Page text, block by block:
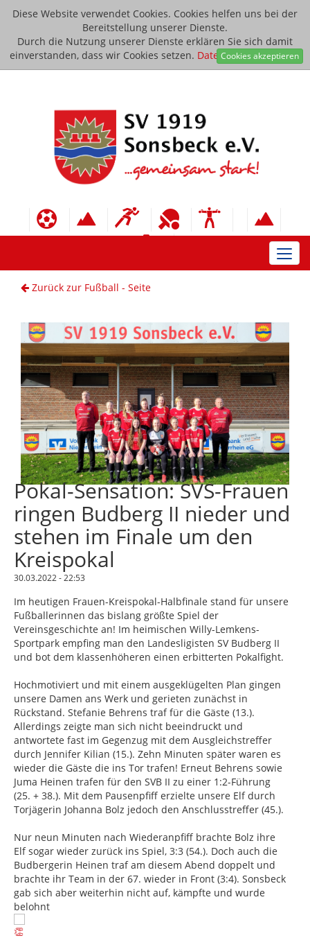
Diese Website verwendet Cookies. Cookies helfen uns bei der
Bereitstellung unserer Dienste.
Durch die Nutzung unserer Dienste erklären Sie sich damit
einverstanden, dass wir Cookies setzen. Datenschutzerklärung
Cookies akzeptieren
Zurück zur Fußball - Seite
Pokal-Sensation: SVS-Frauen
ringen Budberg II nieder und
stehen im Finale um den
Kreispokal
30.03.2022 - 22:53
Im heutigen Frauen-Kreispokal-Halbfinale stand für unsere
Fußballerinnen das bislang größte Spiel der
Vereinsgeschichte an! Im heimischen Willy-Lemkens-
Sportpark empfing man den Landesligisten SV Budberg II
und bot dem klassenhöheren einen erbitterten Pokalfight.
Hochmotiviert und mit einem ausgeklügelten Plan gingen
unsere Damen ans Werk und gerieten zunächst in
Rückstand. Stefanie Behrens traf für die Gäste (13.).
Allerdings zeigte man sich nicht beeindruckt und
antwortete fast im Gegenzug mit dem Ausgleichstreffer
durch Jennifer Kilian (15.). Zehn Minuten später waren es
wieder die Gäste die ins Tor trafen! Erneut Behrens sowie
Juma Heinen trafen für den SVB II zu einer 1:2-Führung
(25. + 38.). Mit dem Pausenpfiff erzielte unsere Elf durch
Torjägerin Johanna Bolz jedoch den Anschlusstreffer (45.).
Nur neun Minuten nach Wiederanpfiff brachte Bolz ihre
Elf sogar wieder zurück ins Spiel, 3:3 (54.). Doch auch die
Budbergerin Heinen traf am diesem Abend doppelt und
brachte ihr Team in der 67. wieder in Front (3:4). Sonsbeck
gab sich aber weiterhin nicht auf, kämpfte und wurde
belohnt